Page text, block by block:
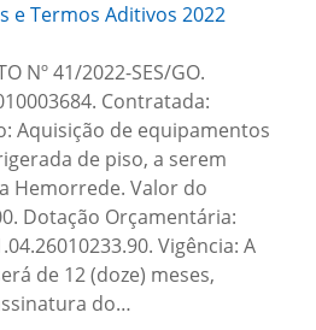
e Termos Aditivos 2022
Nº 41/2022-SES/GO.
Contratada:
Aquisição de equipamentos
de piso, a serem
Hemorrede. Valor do
Dotação Orçamentária:
Vigência: A
de 12 (doze) meses,
do…